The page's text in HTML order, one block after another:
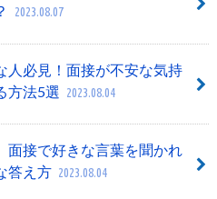
2023.08.07
人必見！面接が不安な気持
方法5選 2023.08.04
面接で好きな言葉を聞かれ
答え方 2023.08.04